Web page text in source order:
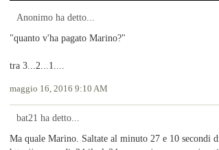
Anonimo ha detto...
"quanto v'ha pagato Marino?"
tra 3...2...1....
maggio 16, 2016 9:10 AM
bat21 ha detto...
Ma quale Marino. Saltate al minuto 27 e 10 secondi